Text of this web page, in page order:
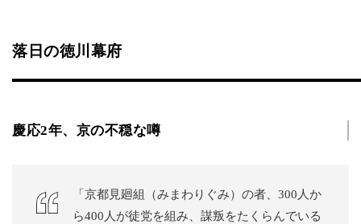
落日の徳川幕府
慶応2年、京の不穏な噂
「京都見廻組（みまわりぐみ）の者、300人か
ら400人が徒党を組み、謀叛をたくらんでいる